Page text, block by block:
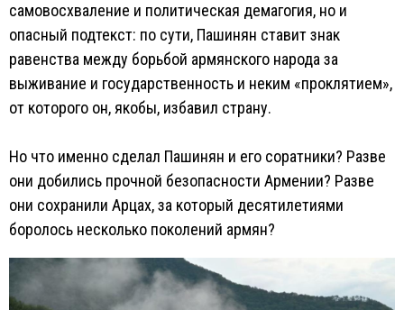
самовосхваление и политическая демагогия, но и
опасный подтекст: по сути, Пашинян ставит знак
равенства между борьбой армянского народа за
выживание и государственность и неким «проклятием»,
от которого он, якобы, избавил страну.
Но что именно сделал Пашинян и его соратники? Разве
они добились прочной безопасности Армении? Разве
они сохранили Арцах, за который десятилетиями
боролось несколько поколений армян?